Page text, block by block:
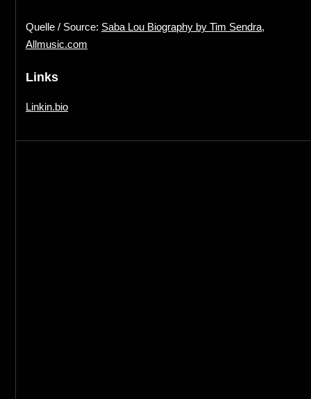
Quelle / Source: Saba Lou Biography by Tim Sendra,
Allmusic.com
Links
Linkin.bio